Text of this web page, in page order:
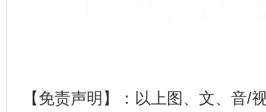
【免责声明】：以上图、文、音/